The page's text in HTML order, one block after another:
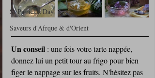
St Patrick's Day
Saveurs d'Afrque & d'Orient
Un conseil : une fois votre tarte nappée,
donnez lui un petit tour au frigo pour bien
figer le nappage sur les fruits. N'hésitez pas